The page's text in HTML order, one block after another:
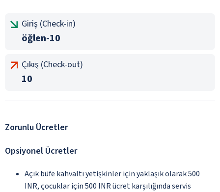
Giriş (Check-in)
öğlen-10
Çıkış (Check-out)
10
Zorunlu Ücretler
Opsiyonel Ücretler
Açık büfe kahvaltı yetişkinler için yaklaşık olarak 500
INR, çocuklar için 500 INR ücret karşılığında servis